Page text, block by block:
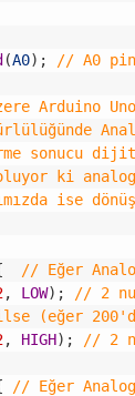
(A0) ;
// A0
Arduino Uno
sonucu
ki analog
ise
// Eğer
, LOW) ;
// 2
(eğer
, HIGH) ;
// 2
// Eğer